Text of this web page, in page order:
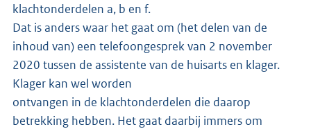
klachtonderdelen a, b en f.
Dat is anders waar het gaat om (het delen van de
inhoud van) een telefoongesprek van 2 november
2020 tussen de assistente van de huisarts en klager.
Klager kan wel worden
ontvangen in de klachtonderdelen die daarop
betrekking hebben. Het gaat daarbij immers om